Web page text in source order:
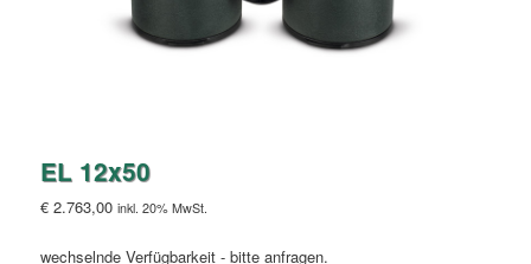
EL 12x50
€ 2.763,00 inkl. 20% MwSt.
wechselnde Verfügbarkeit - bitte anfragen.